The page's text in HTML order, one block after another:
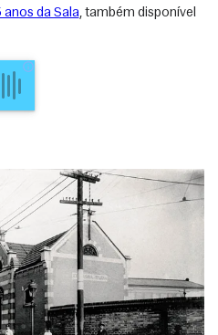
da Sala, também disponível